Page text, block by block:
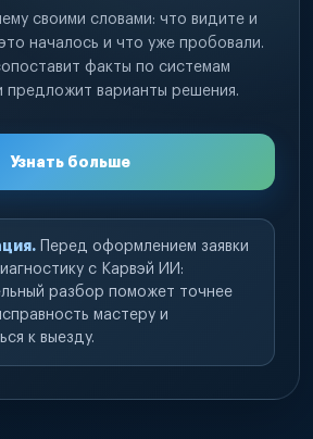
своими словами: что видите и
началось и что уже пробовали.
факты по системам
предложит варианты решения.
Узнать больше
Перед оформлением заявки
с Карвэй ИИ:
разбор поможет точнее
мастеру и
к выезду.